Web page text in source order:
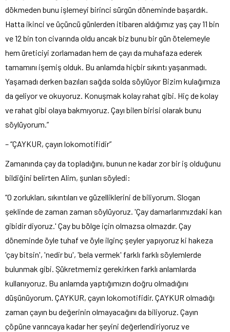
dökmeden bunu işlemeyi birinci sürgün döneminde başardık.
Hatta ikinci ve üçüncü günlerden itibaren aldığımız yaş çay 11 bin
ve 12 bin ton civarında oldu ancak biz bunu bir gün ötelemeyle
hem üreticiyi zorlamadan hem de çayı da muhafaza ederek
tamamını işemiş olduk. Bu anlamda hiçbir sıkıntı yaşanmadı.
Yaşamadı derken bazıları sağda solda söylüyor Bizim kulağımıza
da geliyor ve okuyoruz. Konuşmak kolay rahat gibi. Hiç de kolay
ve rahat gibi olaya bakmıyoruz. Çayı bilen birisi olarak bunu
söylüyorum.”
– “ÇAYKUR, çayın lokomotifidir”
Zamanında çay da topladığını, bunun ne kadar zor bir iş olduğunu
bildiğini belirten Alim, şunları söyledi:
“O zorlukları, sıkıntıları ve güzelliklerini de biliyorum. Slogan
şeklinde de zaman zaman söylüyoruz. 'Çay damarlarımızdaki kan
gibidir diyoruz.' Çay bu bölge için olmazsa olmazdır. Çay
döneminde öyle tuhaf ve öyle ilginç şeyler yapıyoruz ki hakeza
'çay bitsin', 'nedir bu', 'bela vermek' farklı farklı söylemlerde
bulunmak gibi. Şükretmemiz gerekirken farklı anlamlarda
kullanıyoruz. Bu anlamda yaptığımızın doğru olmadığını
düşünüyorum. ÇAYKUR, çayın lokomotifidir. ÇAYKUR olmadığı
zaman çayın bu değerinin olmayacağını da biliyoruz. Çayın
çöpüne varıncaya kadar her şeyini değerlendiriyoruz ve